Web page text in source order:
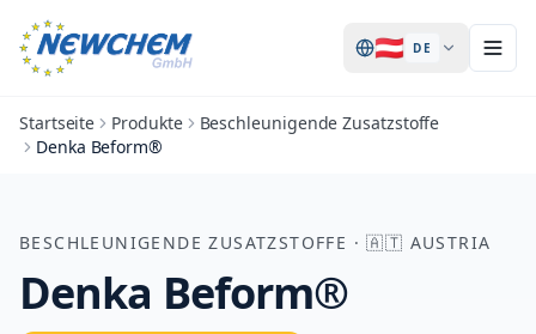
🇦🇹 DE
Startseite Produkte
Beschleunigende Zusatzstoffe
Denka Beform®
BESCHLEUNIGENDE ZUSATZSTOFFE ·🇦🇹 AUSTRIA
Denka Beform®